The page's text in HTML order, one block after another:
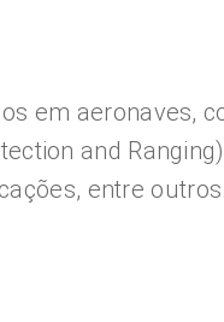
em aeronaves,
and
entre outros.